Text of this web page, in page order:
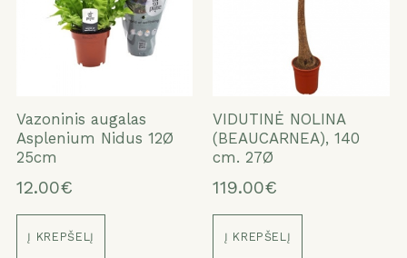
Vazoninis augalas
Asplenium Nidus 12Ø
25cm
12.00€
Į KREPŠELĮ
VIDUTINĖ NOLINA
(BEAUCARNEA), 140
cm. 27Ø
119.00€
Į KREPŠELĮ